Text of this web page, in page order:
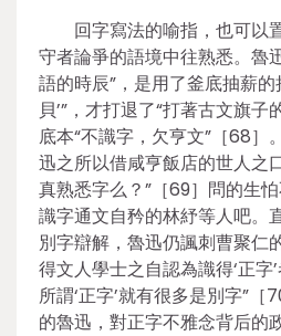
回字寫法的喻指，也可以
守者論爭的語境中往熟悉。魯
語的時辰”，是用了釜底抽薪的
貝’”，才打退了“打著古文旗子
底本“不識字，欠亨文”［68］
迅之所以借咸亨飯店的世人之
真熟悉字么？”［69］問的生
識字通文自矜的林紓等人吧。
別字辯解，魯迅仍諷刺曹聚仁
得文人學士之自認為識得‘正字
所謂‘正字’就有很多是別字”
的魯迅，對正字不雅念背后的